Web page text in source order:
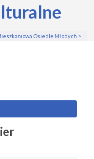
Osiedle Młodych >